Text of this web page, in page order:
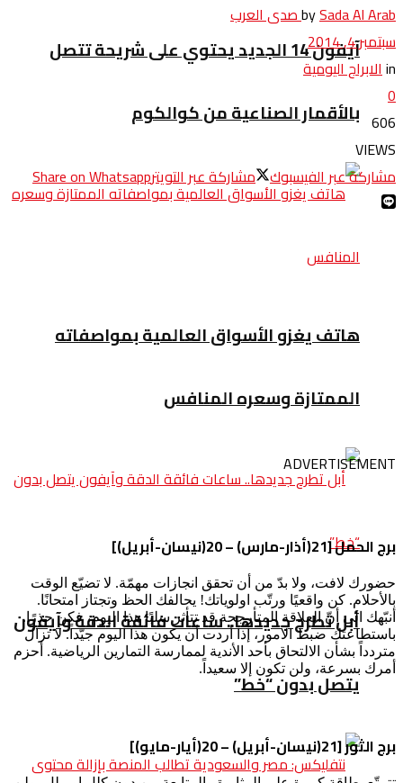
آيفون 14 الجديد يحتوي على شريحة تتصل
بالأقمار الصناعية من كوالكوم
هاتف يغزو الأسواق العالمية بمواصفاته
الممتازة وسعره المنافس
أبل تطرح جديدها.. ساعات فائقة الدقة وآيفون
يتصل بدون “خط”
bySada Al Arab صدى العرب
سبتمبر 4, 2014
inالابراج اليومية
0
606
VIEWS
مشاركة عبر الفيسبوك مشاركة عبر التويترShare on Whatsapp
ADVERTISEMENT
برج الحمل [21(أذار-مارس) – 20(نيسان-أبريل)]
حضورك لافت، ولا بدّ من أن تحقق انجازات مهمّة. لا تضيّع الوقت
بالأحلام. كن واقعيًا ورتّب اولوياتك! يحالفك الحظ وتجتاز امتحانًا.
أنبّهك الى أنّ العلاقة المتأرجحة قد تتأثر سلبًا هذا اليوم، فكن حذرًا.
باستطاعتك ضبط الامور، إذا أردت أن يكون هذا اليوم جيّداً. لا تزال
متردداً بشأن الالتحاق بأحد الأندية لممارسة التمارين الرياضية. أحزم
أمرك بسرعة، ولن تكون إلا سعيداً.
برج الثور [21(نيسان-أبريل) – 20(أيار-مايو)]